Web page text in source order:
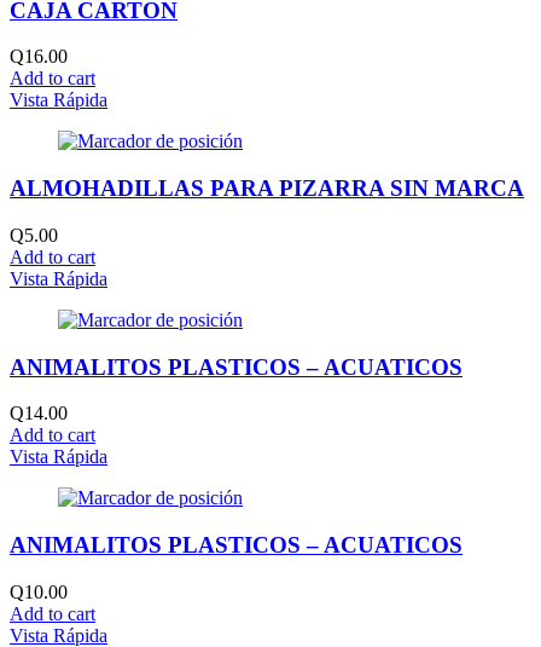
CAJA CARTON
Q16.00
Add to cart
Vista Rápida
ALMOHADILLAS PARA PIZARRA SIN MARCA
Q5.00
Add to cart
Vista Rápida
ANIMALITOS PLASTICOS – ACUATICOS
Q14.00
Add to cart
Vista Rápida
ANIMALITOS PLASTICOS – ACUATICOS
Q10.00
Add to cart
Vista Rápida